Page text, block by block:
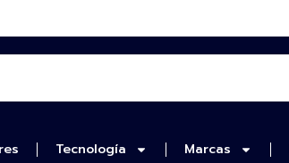
Tecnología Marcas